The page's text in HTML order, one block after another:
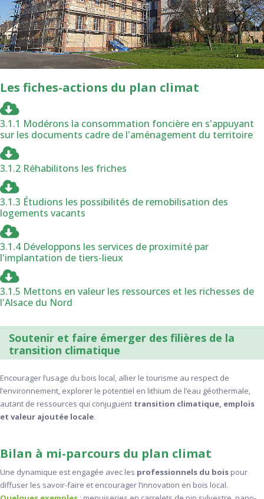
Les fiches-actions du plan climat
3.1.1 Modérons la consommation foncière en s'appuyant
sur les documents cadre de l'aménagement du territoire
3.1.2 Réhabilitons les friches
3.1.3 Étudions les possibilités de remobilisation des
logements vacants
3.1.4 Développons les services de proximité par
l'implantation de tiers-lieux
3.1.5 Mettons en valeur les ressources et les richesses de
l'Alsace du Nord
Soutenir et faire émerger des filières de la
transition climatique
Encourager l’usage du bois local, allier le tourisme au respect de
l’environnement, explorer le potentiel en lithium de l’eau géothermale,
autant de ressources qui conjuguent transition climatique, emplois
et valeur ajoutée locale.
Bilan à mi-parcours du plan climat
Une dynamique est engagée avec les professionnels du bois pour
diffuser les savoir-faire et encourager l’innovation en bois local.